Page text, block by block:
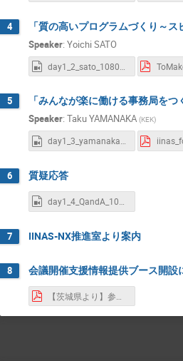
4 「質の高いプログラムづくり～
Speaker: Yoichi SATO
5 「みんなが楽に働ける事務局を
Speaker: Taku YAMANAKA (KEK)
day1_3_yamanaka_1080p_H264.mov
6 質疑応答
7 IINAS-NX推進室より案内
8 会議開催支援情報提供ブース開